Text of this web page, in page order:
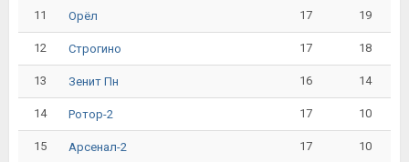
11 Орёл 17 19
12 Строгино 17 18
13 Зенит Пн 16 14
14 Ротор-2 17 10
15 Арсенал-2 17 10